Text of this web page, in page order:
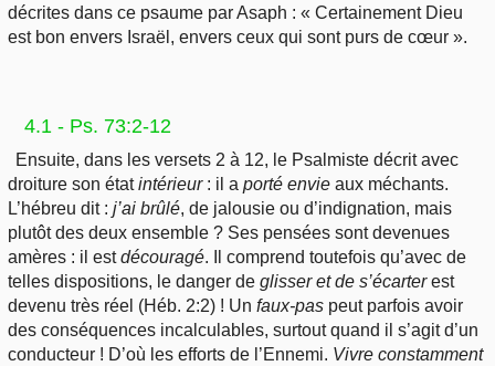
décrites dans ce psaume par Asaph : « Certainement Dieu
est bon envers Israël, envers ceux qui sont purs de cœur ».
4.1 - Ps. 73:2-12
Ensuite, dans les versets 2 à 12, le Psalmiste décrit avec
droiture son étatintérieur: il a porté envie aux méchants.
L’hébreu dit : j’ai brûlé, de jalousie ou d’indignation, mais
plutôt des deux ensemble ? Ses pensées sont devenues
amères : il estdécouragé. Il comprend toutefois qu’avec de
telles dispositions, le danger de glisser et de s’écarterest
devenu très réel (Héb. 2:2) ! Un faux-pas peut parfois avoir
des conséquences incalculables, surtout quand il s’agit d’un
conducteur ! D’où les efforts de l’Ennemi. Vivre constamment